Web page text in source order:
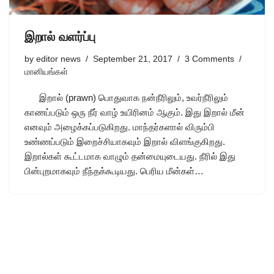
இறால் வளர்ப்பு
by editor news September 21, 2017
3 Comments
மானியங்கள்
இறால் (prawn) பொதுவாக நன்நீரிலும், உவர்நீரிலும்
காணப்படும் ஒரு நீர் வாழ் உயிரினம் ஆகும். இது இறால் மீன்
எனவும் அழைக்கப்படுகிறது. மாந்தர்களால் விரும்பி
உண்ணப்படும் இறைச்சியாகவும் இறால் விளங்குகிறது.
இறால்கள் கூட்டமாக வாழும் தன்மையுடையது. நீரில் இது
பின்புறமாகவும் நீந்தக்கூடியது. பெரிய மீன்கள்…